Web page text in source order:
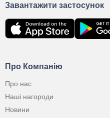
Про Компанію
Про нас
Наші нагороди
Новини
Завантажити застосунок